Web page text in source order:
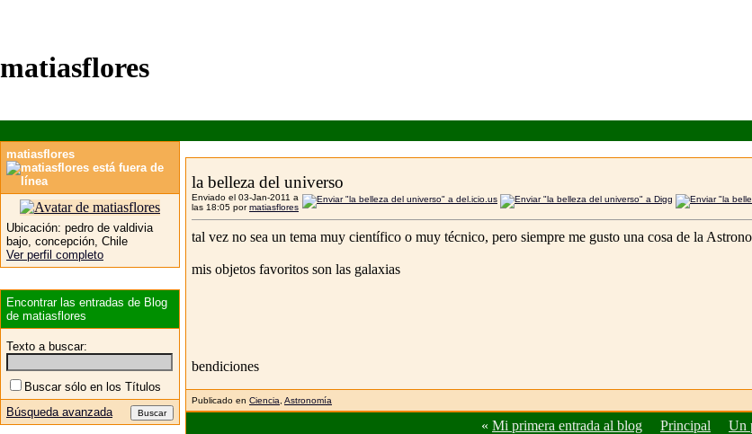
matiasflores
la belleza del universo
Enviado el 03-Jan-2011 a
las 18:05 pormatiasflores
tal vez no sea un tema muy científico o muy técnico, pero siempre me gusto una cosa de la
mis objetos favoritos son las galaxias
bendiciones
Publicado en Ciencia Astronomía
« Mi primera entrada al blog Principal Un
matiasflores
Ubicación: pedro de valdivia
bajo, concepción, Chile
Ver perfil completo
Encontrar las entradas de Blog
de matiasflores
Texto a buscar:
Buscar sólo en los Títulos
Búsqueda avanzada